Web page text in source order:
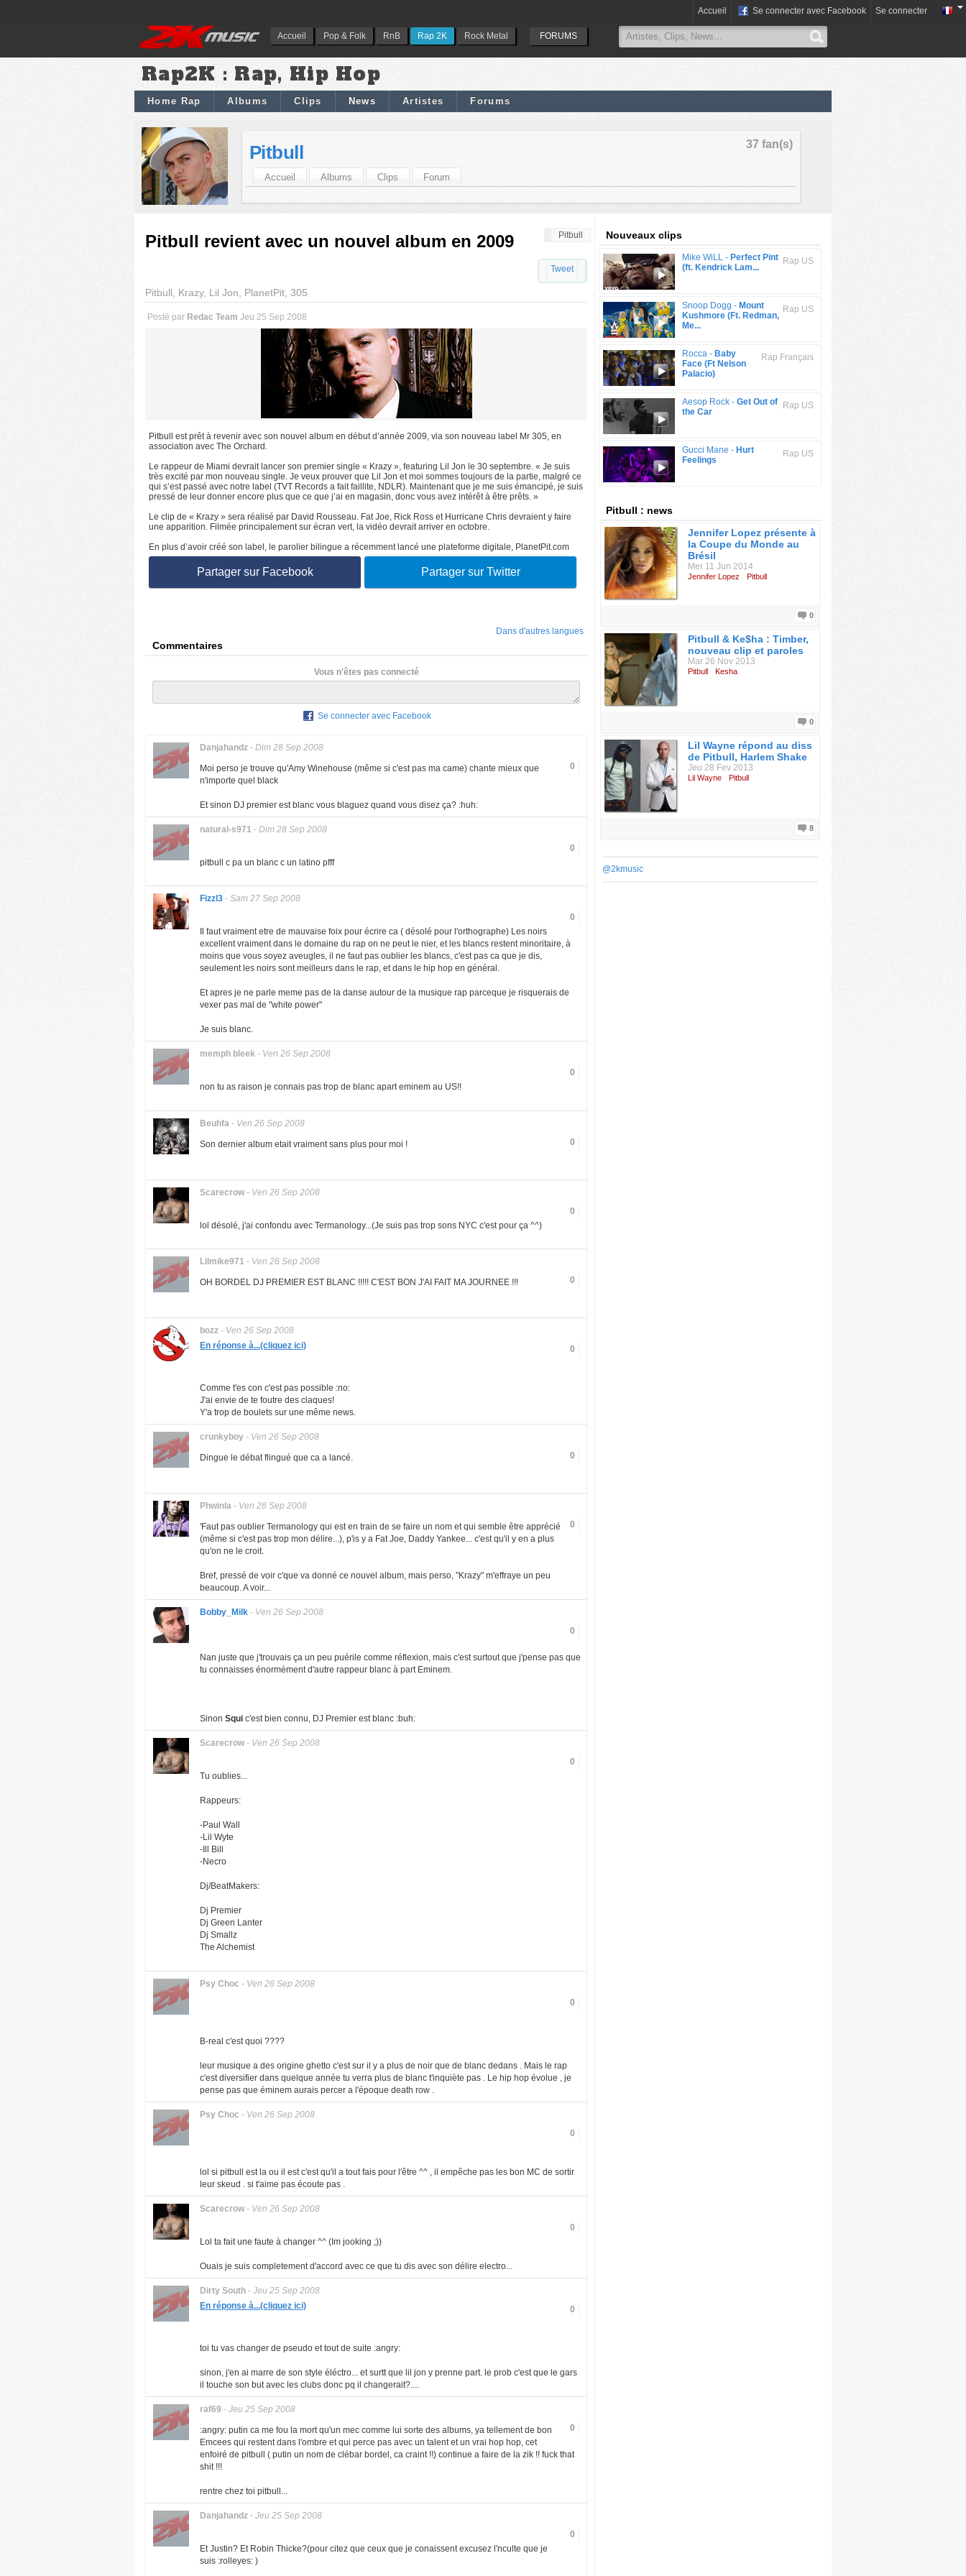
Accueil Pop & Folk RnB Rap 2K Rock Metal FORUMS
Accueil Se connecter avec Facebook Se connecter
Rap2K : Rap, Hip Hop
Home Rap Albums Clips News Artistes Forums
37 fan(s)
Pitbull
Accueil Albums Clips Forum
Pitbull
Pitbull revient avec un nouvel album en 2009
Tweet
Pitbull, Krazy, Lil Jon, PlanetPit, 305
Posté par Redac Team Jeu 25 Sep 2008
Pitbull est prêt à revenir avec son nouvel album en début d’année 2009, via son nouveau label Mr 305, en
association avec The Orchard.
Le rappeur de Miami devrait lancer son premier single « Krazy », featuring Lil Jon le 30 septembre. « Je suis
très excité par mon nouveau single. Je veux prouver que Lil Jon et moi sommes toujours de la partie, malgré ce
qui s’est passé avec notre label (TVT Records a fait faillite, NDLR). Maintenant que je me suis émancipé, je suis
pressé de leur donner encore plus que ce que j’ai en magasin, donc vous avez intérêt à être prêts. »
Le clip de « Krazy » sera réalisé par David Rousseau. Fat Joe, Rick Ross et Hurricane Chris devraient y faire
une apparition. Filmée principalement sur écran vert, la vidéo devrait arriver en octobre.
En plus d’avoir créé son label, le parolier bilingue a récemment lancé une plateforme digitale, PlanetPit.com
Partager sur Facebook Partager sur Twitter
Dans d'autres langues
Commentaires
Vous n'êtes pas connecté
Se connecter avec Facebook
Danjahandz - Dim 28 Sep 2008
0
Moi perso je trouve qu'Amy Winehouse (même si c'est pas ma came) chante mieux que
n'importe quel black
Et sinon DJ premier est blanc vous blaguez quand vous disez ça? :huh:
natural-s971 - Dim 28 Sep 2008
0
pitbull c pa un blanc c un latino pfff
Fizzl3 - Sam 27 Sep 2008
0
Il faut vraiment etre de mauvaise foix pour écrire ca ( désolé pour l'orthographe) Les noirs
excellent vraiment dans le domaine du rap on ne peut le nier, et les blancs restent minoritaire, à
moins que vous soyez aveugles, il ne faut pas oublier les blancs, c'est pas ca que je dis,
seulement les noirs sont meilleurs dans le rap, et dans le hip hop en général.
Et apres je ne parle meme pas de la danse autour de la musique rap parceque je risquerais de
vexer pas mal de "white power"
Je suis blanc.
memph bleek - Ven 26 Sep 2008
0
non tu as raison je connais pas trop de blanc apart eminem au US!!
Beuhfa - Ven 26 Sep 2008
0
Son dernier album etait vraiment sans plus pour moi !
Scarecrow - Ven 26 Sep 2008
0
lol désolé, j'ai confondu avec Termanology...(Je suis pas trop sons NYC c'est pour ça ^^)
Lilmike971 - Ven 26 Sep 2008
0
OH BORDEL DJ PREMIER EST BLANC !!!!! C'EST BON J'AI FAIT MA JOURNEE !!!
bozz - Ven 26 Sep 2008
0
En réponse à...(cliquez ici)
Comme t'es con c'est pas possible :no:
J'ai envie de te foutre des claques!
Y'a trop de boulets sur une même news.
crunkyboy - Ven 26 Sep 2008
0
Dingue le débat flingué que ca a lancé.
Phwinla - Ven 26 Sep 2008
0
'Faut pas oublier Termanology qui est en train de se faire un nom et qui semble être apprécié
(même si c'est pas trop mon délire...), p'is y a Fat Joe, Daddy Yankee... c'est qu'il y en a plus
qu'on ne le croit.
Bref, pressé de voir c'que va donné ce nouvel album, mais perso, "Krazy" m'effraye un peu
beaucoup. A voir...
Bobby_Milk - Ven 26 Sep 2008
0
Nan juste que j'trouvais ça un peu puérile comme réflexion, mais c'est surtout que j'pense pas que
tu connaisses énormément d'autre rappeur blanc à part Eminem.
Sinon Squi c'est bien connu, DJ Premier est blanc :buh:
Scarecrow - Ven 26 Sep 2008
0
Tu oublies...
Rappeurs:
-Paul Wall
-Lil Wyte
-Ill Bill
-Necro
Dj/BeatMakers:
Dj Premier
Dj Green Lanter
Dj Smallz
The Alchemist
Psy Choc - Ven 26 Sep 2008
0
B-real c'est quoi ????
leur musique a des origine ghetto c'est sur il y a plus de noir que de blanc dedans . Mais le rap
c'est diversifier dans quelque année tu verra plus de blanc t'inquiète pas . Le hip hop évolue , je
pense pas que éminem aurais percer a l'époque death row .
Psy Choc - Ven 26 Sep 2008
0
lol si pitbull est la ou il est c'est qu'il a tout fais pour l'être ^^ , il empêche pas les bon MC de sortir
leur skeud . si t'aime pas écoute pas .
Scarecrow - Ven 26 Sep 2008
0
Lol ta fait une faute à changer ^^ (Im jooking ;))
Ouais je suis completement d'accord avec ce que tu dis avec son délire electro...
Dirty South - Jeu 25 Sep 2008
0
En réponse à...(cliquez ici)
toi tu vas changer de pseudo et tout de suite :angry:
sinon, j'en ai marre de son style éléctro... et surtt que lil jon y prenne part. le prob c'est que le gars
il touche son but avec les clubs donc pq il changerait?....
raf69 - Jeu 25 Sep 2008
0
:angry: putin ca me fou la mort qu'un mec comme lui sorte des albums, ya tellement de bon
Emcees qui restent dans l'ombre et qui perce pas avec un talent et un vrai hop hop, cet
enfoiré de pitbull ( putin un nom de clébar bordel, ca craint !!) continue a faire de la zik !! fuck that
shit !!!
rentre chez toi pitbull...
Danjahandz - Jeu 25 Sep 2008
0
Et Justin? Et Robin Thicke?(pour citez que ceux que je conaissent excusez l'nculte que je
suis :rolleyes: )
Nouveaux clips
Rap US
Mike WiLL - Perfect Pint
(ft. Kendrick Lam...
Rap US
Snoop Dogg - Mount
Kushmore (Ft. Redman,
Me...
Rap Français
Rocca - Baby
Face (Ft Nelson
Palacio)
Rap US
Aesop Rock - Get Out of
the Car
Rap US
Gucci Mane - Hurt
Feelings
Pitbull : news
Jennifer Lopez présente à
la Coupe du Monde au
Brésil
Mer 11 Jun 2014
Jennifer Lopez Pitbull
0
Pitbull & Ke$ha : Timber,
nouveau clip et paroles
Mar 26 Nov 2013
Pitbull Kesha
0
Lil Wayne répond au diss
de Pitbull, Harlem Shake
Jeu 28 Fev 2013
Lil Wayne Pitbull
8
@2kmusic